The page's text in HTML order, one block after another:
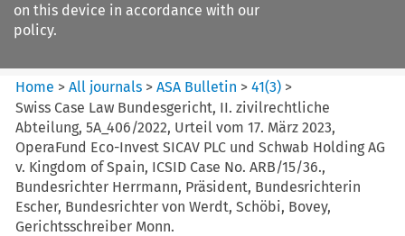
on this device in accordance with our
policy.
Home >All journals >ASA Bulletin >41(3) >
Swiss Case Law Bundesgericht, II. zivilrechtliche
Abteilung, 5A_406/2022, Urteil vom 17. März 2023,
OperaFund Eco-Invest SICAV PLC und Schwab Holding AG
v. Kingdom of Spain, ICSID Case No. ARB/15/36.,
Bundesrichter Herrmann, Präsident, Bundesrichterin
Escher, Bundesrichter von Werdt, Schöbi, Bovey,
Gerichtsschreiber Monn.